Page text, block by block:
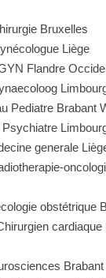
Bruxelles
Liège
Flandre
Pediatre Brabant
generale
obstétrique
cardiaque